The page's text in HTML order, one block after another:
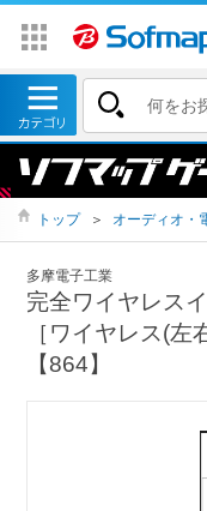
トップ ＞ オーディオ・
多摩電子工業
完全ワイヤレス
［ワイヤレス(左
【864】